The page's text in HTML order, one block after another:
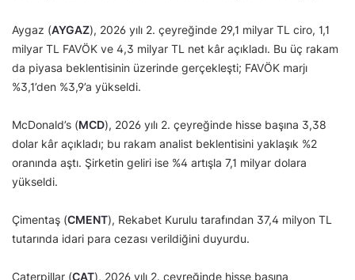
Aygaz (AYGAZ), 2026 yılı 2. çeyreğinde 29,1 milyar TL ciro, 1,1
milyar TL FAVÖK ve 4,3 milyar TL net kâr açıkladı. Bu üç rakam
da piyasa beklentisinin üzerinde gerçekleşti; FAVÖK marjı
%3,1’den %3,9’a yükseldi.
McDonald’s (MCD), 2026 yılı 2. çeyreğinde hisse başına 3,38
dolar kâr açıkladı; bu rakam analist beklentisini yaklaşık %2
oranında aştı. Şirketin geliri ise %4 artışla 7,1 milyar dolara
yükseldi.
Çimentaş (CMENT), Rekabet Kurulu tarafından 37,4 milyon TL
tutarında idari para cezası verildiğini duyurdu.
Caterpillar (CAT), 2026 yılı 2. çeyreğinde hisse başına